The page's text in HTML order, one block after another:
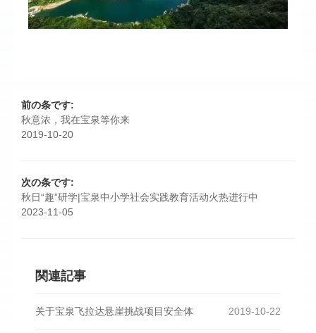
前の条です:
秋意浓，我在宝泉等你来
2019-10-20
次の条です:
秋日“趣”研学|宝泉中小学社会实践教育活动火热进行中
2023-11-05
関連記事
2019-10-22
关于宝泉飞拉达悬崖挑战项目安全体